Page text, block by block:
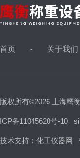
首页 关于我们
版权所有©2026 上海鹰
ICP备11045620号-10
技术支持： 化工仪器网